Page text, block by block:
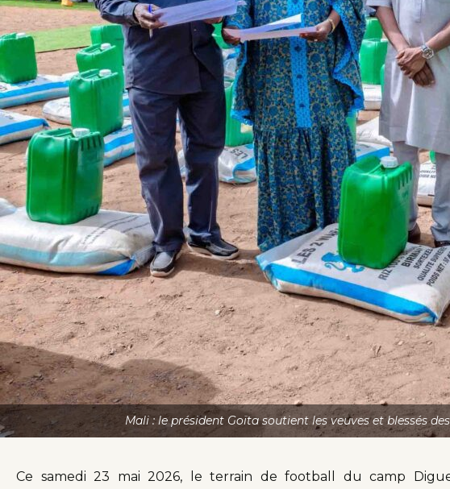
Mali : le président Goïta soutient les veuves et blessés
Ce samedi 23 mai 2026, le terrain de football du camp